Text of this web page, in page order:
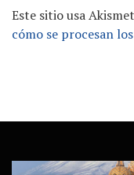
Este sitio usa
cómo se procesan